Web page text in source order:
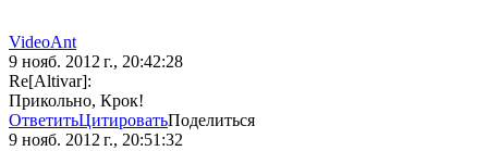
VideoAnt
9 нояб. 2012 г., 20:42:28
Re[Altivar]:
Прикольно, Крок!
ОтветитьЦитироватьПоделиться
9 нояб. 2012 г., 20:51:32